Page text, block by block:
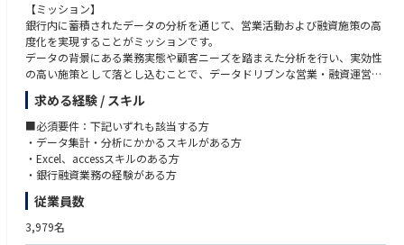
【ミッション】
銀行内に蓄積されたデータの分析を通じて、営業活動および融資施策の高
度化を実現することがミッションです。
データの背景にある業務実態や顧客ニーズを踏まえた分析を行い、実効性
の高い施策として落とし込むことで、データドリブンな営業・融資運営へ
の転換を推進します。これにより、収益性向上と顧客価値創出の両立に貢
献していただきます。
【業務内容】
銀行内に蓄積された各種データの処理・分析を通じて、営業活動や融資施
策等の高度化に向けた施策立案を担っていただきます。
・融資関連を中心とした各種業務データの集計・加工・分析
・Excel、Access等を用いたデータ管理・分析作業
・データの可視化や分析結果の整理
求める経験 / スキル
■必須要件：下記いずれも該当する方
・データ集計・分析にかかるスキルがある方
・Excel、accessスキルのある方
・銀行融資業務の経験がある方
従業員数
3,979名